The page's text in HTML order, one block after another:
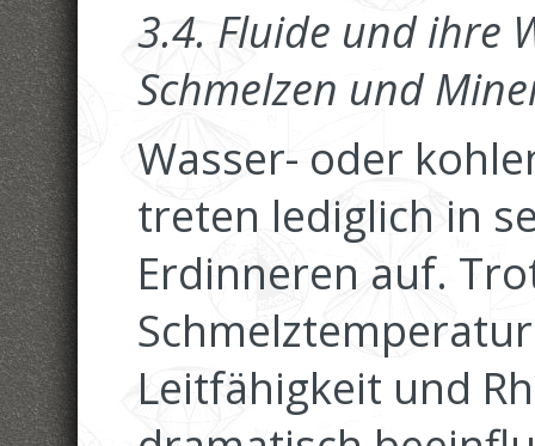
3.4. Fluide und ihre
Schmelzen und
Wasser- oder
treten lediglich in
Erdinneren auf.
Leitfähigkeit und